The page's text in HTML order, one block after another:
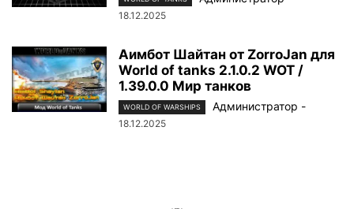
18.12.2025
Аимбот Шайтан от ZorroJan для
World of tanks 2.1.0.2 WOT /
1.39.0.0 Мир танков
WORLD OF WARSHIPS Администратор -
18.12.2025